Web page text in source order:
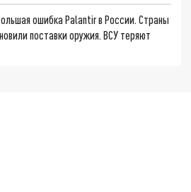
ошибка Palantir в России. Страны
поставки оружия. ВСУ теряют